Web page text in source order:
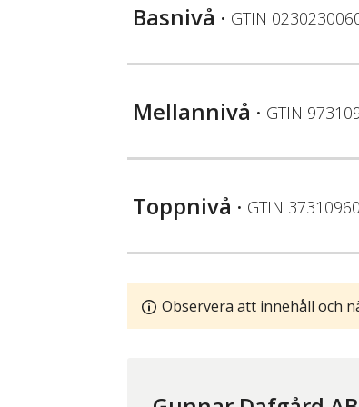
Basnivå • GTIN
Mellannivå • GTIN
Toppnivå • GTIN
Observera att innehåll och